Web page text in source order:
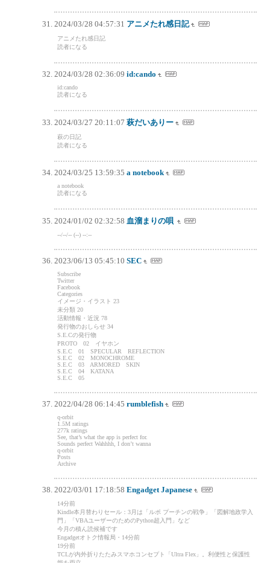
2024/03/28 04:57:31 アニメたれ感日記
アニメたれ感日記
読者になる
2024/03/28 02:36:09 id:cando
id:cando
読者になる
2024/03/27 20:11:07 萩だいありー
萩の日記
読者になる
2024/03/25 13:59:35 a notebook
a notebook
読者になる
2024/01/02 02:32:58 血溜まりの唄
--/--/-- (--) --:--
2023/06/13 05:45:10 SEC
Subscribe
Twitter
Facebook
Categories
イメージ・イラスト 23
未分類 20
活動情報・近況 78
発行物のおしらせ 34
S.E.Cの発行物
PROTO 02 イヤホン
S.E.C 01 SPECULAR REFLECTION
S.E.C 02 MONOCHROME
S.E.C 03 ARMORED SKIN
S.E.C 04 KATANA
S.E.C 05
2022/04/28 06:14:45 rumblefish
q-orbit
1.5M ratings
277k ratings
See, that’s what the app is perfect for.
Sounds perfect Wahhhh, I don’t wanna
q-orbit
Posts
Archive
2022/03/01 17:18:58 Engadget Japanese
14分前
Kindle本月替わりセール：3月は「ルポ プーチンの戦争」「図解地政学入
門」「VBAユーザーのためのPython超入門」など
今月の積ん読候補です
Engadgetオトク情報局・14分前
19分前
TCLが内外折りたたみスマホコンセプト「Ultra Flex」。利便性と保護性